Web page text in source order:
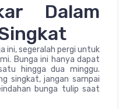
Dalam
ini, segeralah pergi untuk
Bunga ini hanya dapat
hingga dua minggu.
singkat, jangan sampai
bunga tulip saat